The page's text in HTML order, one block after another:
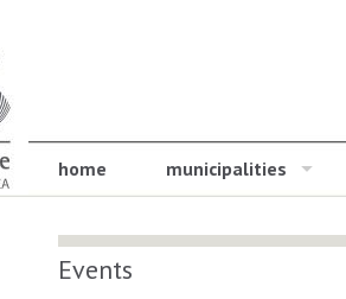
home municipalities
Events